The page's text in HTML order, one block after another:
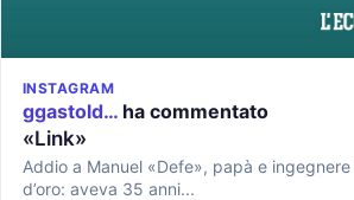
INSTAGRAM
ggastold… ha commentato
«Link»
Addio a Manuel «Defe», papà e
d’oro: aveva 35 anni...